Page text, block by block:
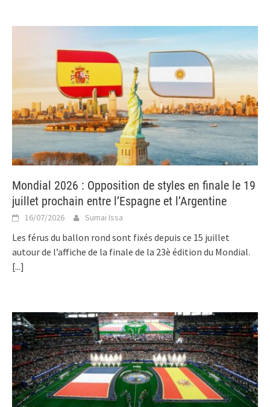
Mondial 2026 : Opposition de styles en finale le 19
juillet prochain entre l’Espagne et l’Argentine
16/07/2026 Sumai Issa
Les férus du ballon rond sont fixés depuis ce 15 juillet
autour de l’affiche de la finale de la 23è édition du Mondial.
[...]